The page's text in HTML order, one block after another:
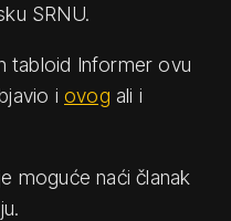
SRNU.
tabloid Informer ovu
i ovog ali i
moguće naći članak